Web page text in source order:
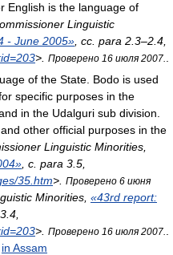
English is the language of
Linguistic
- June 2005» , сс. para 2.3–2.4
> Проверено 16 июля 2007.
of the State. Bodo is used
specific purposes in the
in the Udalguri sub division.
other official purposes in the
Linguistic Minorities,
, с. para 3.5
35.htm>
Проверено 6 июня
Minorities, «43rd report:
> Проверено 16 июля 2007.
in Assam